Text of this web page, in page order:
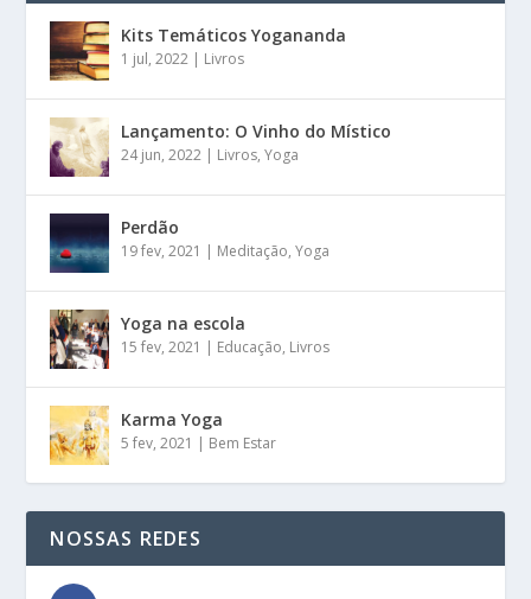
Kits Temáticos Yogananda
1 jul, 2022 | Livros
Lançamento: O Vinho do Místico
24 jun, 2022 | Livros,Yoga
Perdão
19 fev, 2021 | Meditação,Yoga
Yoga na escola
15 fev, 2021 | Educação, Livros
Karma Yoga
5 fev, 2021 | Bem Estar
NOSSAS REDES